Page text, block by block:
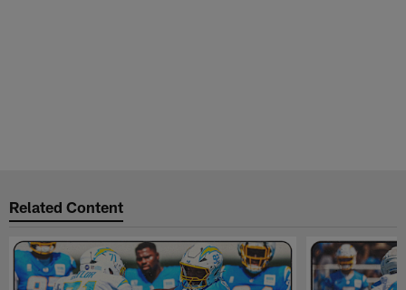
Related Content